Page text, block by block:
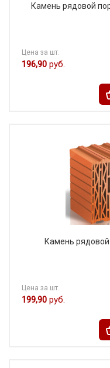
Камень рядовой
Цена за шт.
196,90 руб.
Камень рядовой
Цена за шт.
199,90 руб.